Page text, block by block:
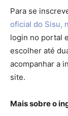
Para se
oficial do Sisu,
login no portal
escolher até
acompanhar a
site.
Mais sobre o